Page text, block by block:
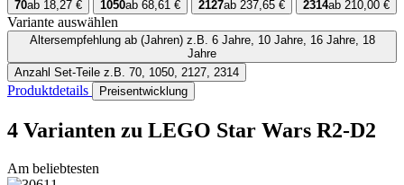
70ab 18,27 € 1050ab 68,61 € 2127ab 237,65 € 2314ab 210,00 €
Variante auswählen
Altersempfehlung ab (Jahren)z.B. 6 Jahre, 10 Jahre, 16 Jahre, 18
Jahre
Anzahl Set-Teile z.B. 70, 1050, 2127, 2314
Produktdetails Preisentwicklung
4 Varianten zu LEGO Star Wars R2-D2
Am beliebtesten